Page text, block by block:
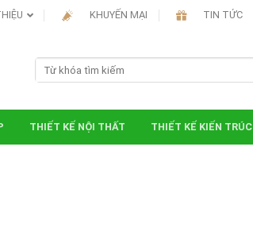
KHUYẾN MẠI TIN TỨC
THIẾT KẾ NỘI THẤT THIẾT KẾ KIẾN TRÚC